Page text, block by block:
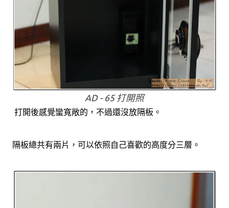
AD - 65 打開照
打開後感覺蠻寬敞的，不過還沒放隔板。
隔板總共有兩片，可以依照自己喜歡的高度分三層。